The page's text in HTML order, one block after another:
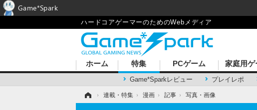
ハードコアゲーマーのためのWebメディア
ホーム 特集
Game*Sparkレビュー プレイレポ
PCゲーム 家庭用ゲ
› 連載・特集 › 漫画 › 記事 › 写真・画像
Game*Spark